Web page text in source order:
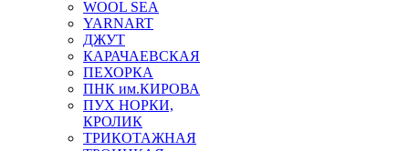
WOOL SEA
YARNART
ДЖУТ
КАРАЧАЕВСКАЯ
ПЕХОРКА
ПНК им.КИРОВА
ПУХ НОРКИ,
КРОЛИК
ТРИКОТАЖНАЯ